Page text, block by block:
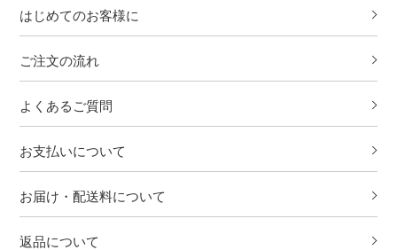
はじめてのお客様に
ご注文の流れ
よくあるご質問
お支払いについて
お届け・配送料について
返品について